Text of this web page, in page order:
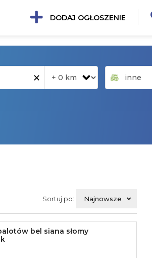
DODAJ OGŁOSZENIE
×
Sortuj po: Najnowsze
bel siana słomy